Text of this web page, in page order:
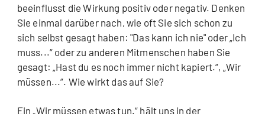
beeinflusst die Wirkung positiv oder negativ. Denken
Sie einmal darüber nach, wie oft Sie sich schon zu
sich selbst gesagt haben: "Das kann ich nie" oder „Ich
muss...“ oder zu anderen Mitmenschen haben Sie
gesagt: „Hast du es noch immer nicht kapiert.“, „Wir
müssen...“. Wie wirkt das auf Sie?
Ein „Wir müssen etwas tun.“ hält uns in der